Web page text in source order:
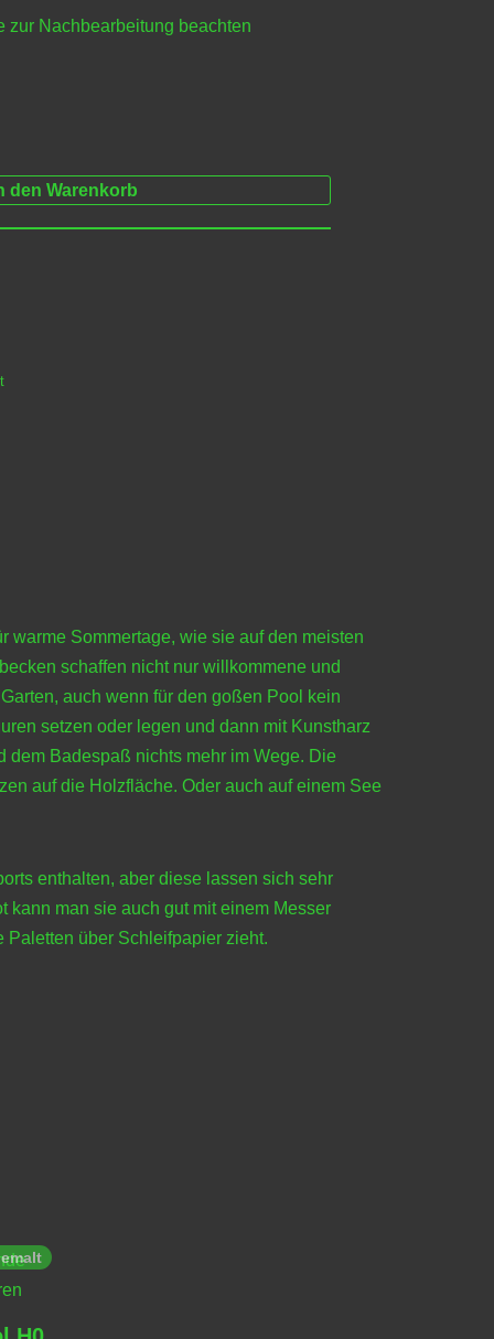
zur Nachbearbeitung beachten
den Warenkorb
warme Sommertage, wie sie auf den meisten
schaffen nicht nur willkommene und
auch wenn für den goßen Pool kein
setzen oder legen und dann mit Kunstharz
dem Badespaß nichts mehr im Wege. Die
auf die Holzfläche. Oder auch auf einem See
enthalten, aber diese lassen sich sehr
kann man sie auch gut mit einem Messer
über Schleifpapier zieht.